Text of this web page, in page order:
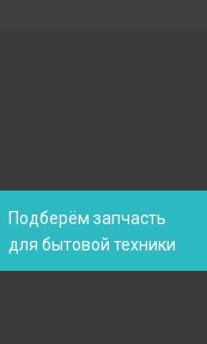
Подберём запчасть
для бытовой техники